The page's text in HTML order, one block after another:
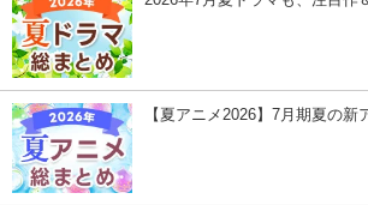
【夏アニメ2026】7月期夏の新